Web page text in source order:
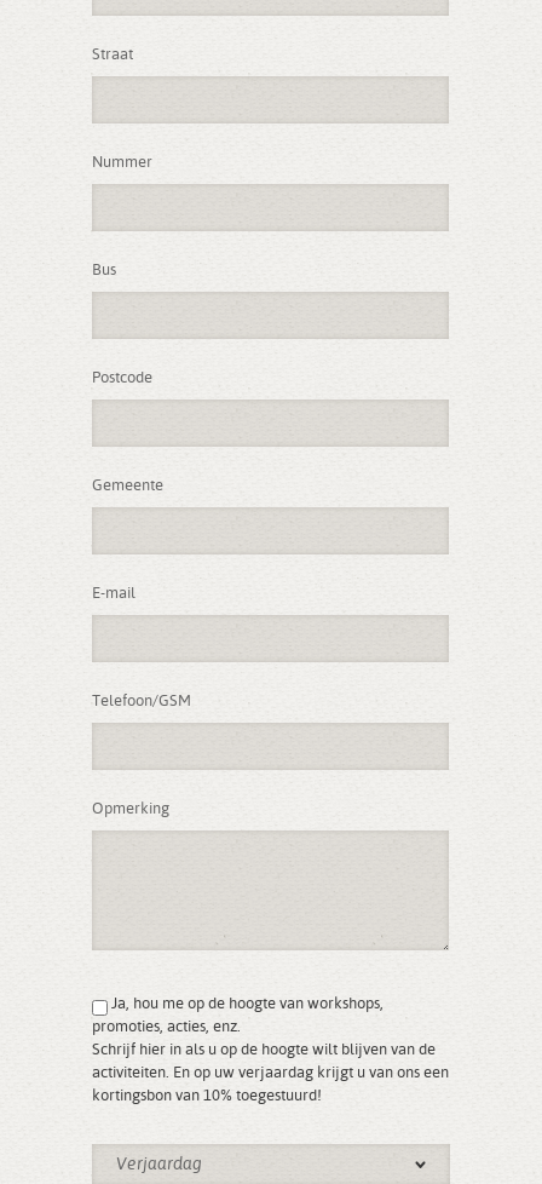
Straat
Nummer
Bus
Postcode
Gemeente
E-mail
Telefoon/GSM
Opmerking
promoties, acties, enz.
Schrijf hier in als u op de hoogte wilt blijven van de
activiteiten. En op uw verjaardag krijgt u van ons een
kortingsbon van 10% toegestuurd!
Verjaardag